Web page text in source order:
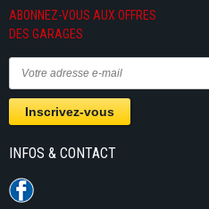
ABONNEZ-VOUS AUX OFFRES
DES GARAGES
INFOS & CONTACT